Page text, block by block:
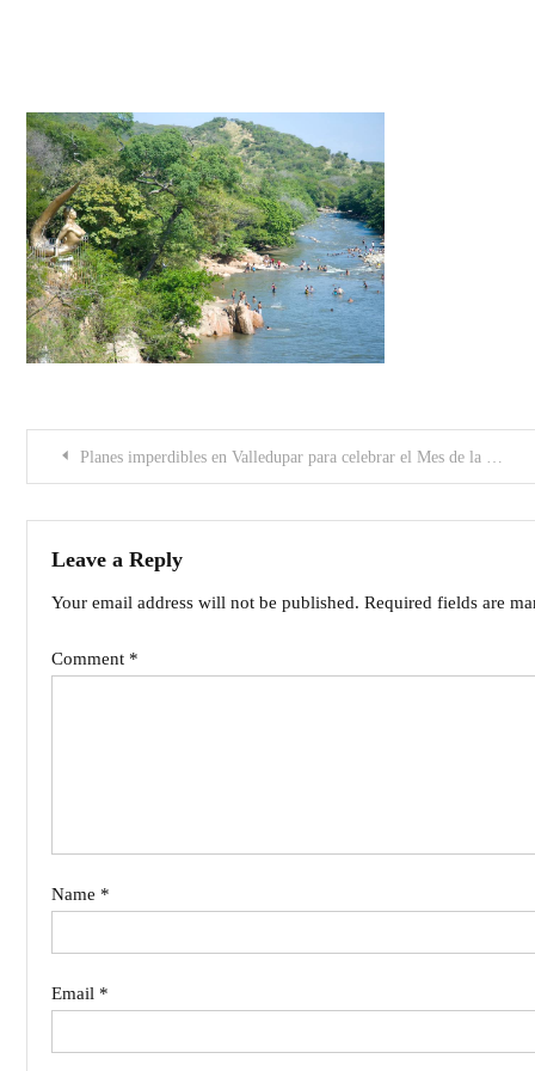
PostPlanes imperdibles en Valledupar para celebrar el Mes de la Mujer
Leave a Reply
Your email address will not be published. Required fields are
Comment *
Name *
Email *